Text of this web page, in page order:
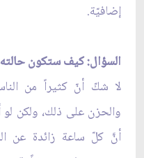
إضافيّة.
السؤال: كيف ستكون
لا شكّ أنّ كثيراً من
والحزن على ذلك، ولكن لو
أنَّ كلّ ساعة زائدة عن